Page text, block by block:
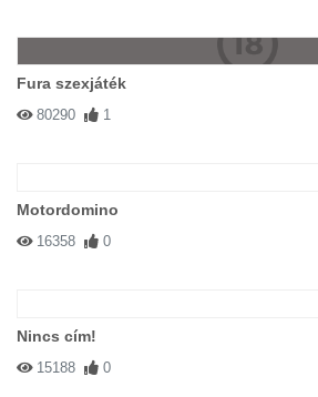
Fura szexjáték
80290 1
Motordomino
16358 0
Nincs cím!
15188 0